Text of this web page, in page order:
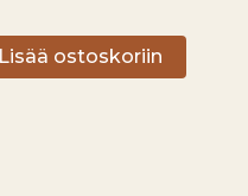
Lisää ostoskoriin